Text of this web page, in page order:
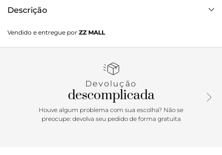
Descrição
bloco e bico fino, feita em material similar ao couro com
detalhes de costura e contorno estilo western.
Porque Apostar: Aquela bota para usar o ano inteiro! No
e conforto. Perfeita para agregar um toque elegante e
fashionista nas suas montagens. Se jogue!
Vendido e entregue por ZZ MALL
Devolução
descomplicada
Houve algum problema com sua escolha? Não se
preocupe: devolva seu pedido de forma gratuita